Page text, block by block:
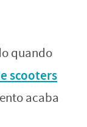
quando
scooters
acaba